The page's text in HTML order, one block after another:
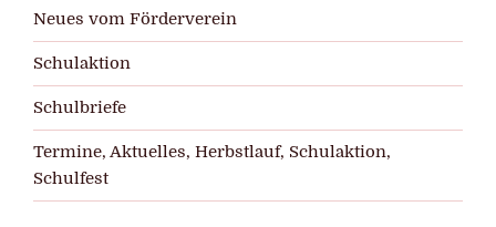
Neues vom Förderverein
Schulaktion
Schulbriefe
Termine, Aktuelles, Herbstlauf, Schulaktion,
Schulfest